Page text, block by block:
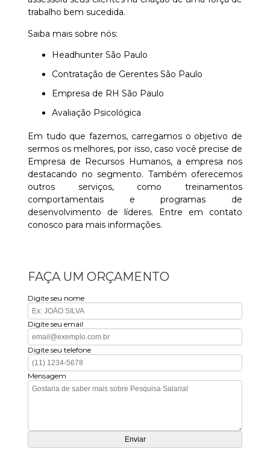
trabalho bem sucedida.
Saiba mais sobre nós:
Headhunter São Paulo
Contratação de Gerentes São Paulo
Empresa de RH São Paulo
Avaliação Psicológica
Em tudo que fazemos, carregamos o objetivo de
sermos os melhores, por isso, caso você precise de
Empresa de Recursos Humanos, a empresa nos
destacando no segmento. Também oferecemos
outros serviços, como treinamentos
comportamentais e programas de
desenvolvimento de líderes. Entre em contato
conosco para mais informações.
FAÇA UM ORÇAMENTO
Digite seu nome
Digite seu email
Digite seu telefone
Mensagem